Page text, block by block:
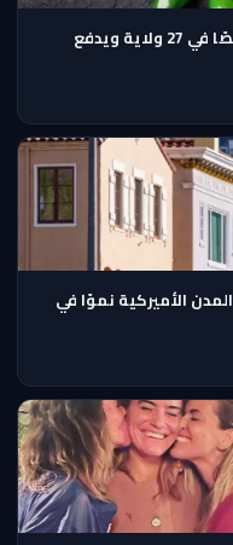
تفشٍّ جديد للسالمونيلا يصيب 345 شخصًا في 27 ولاية ويدفع
الأميركية نموًا في